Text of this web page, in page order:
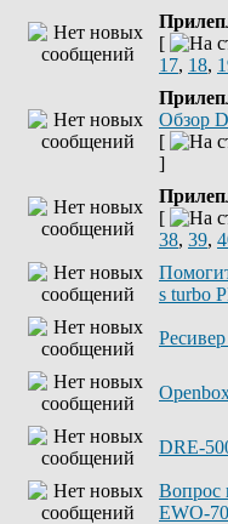
[
17, 18,
Обзор
[
]
[
38, 39,
s turbo
DRE-
Вопрос
EWO-70